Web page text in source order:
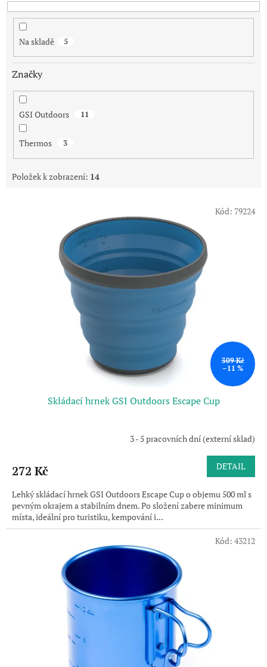
u
Na skladě 5
Značky
GSI Outdoors 11
Thermos 3
Položek k zobrazení: 14
309 Kč
–11 %
Skládací hrnek GSI Outdoors Escape Cup
3 - 5 pracovních dní (externí sklad)
272 Kč DETAIL
Lehký skládací hrnek GSI Outdoors Escape Cup o objemu 500 ml s
pevným okrajem a stabilním dnem. Po složení zabere minimum
místa, ideální pro turistiku, kempování i...
Kód: 79224
Kód: 43212